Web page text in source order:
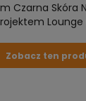
Czarna Skóra
Lounge
Zobacz ten